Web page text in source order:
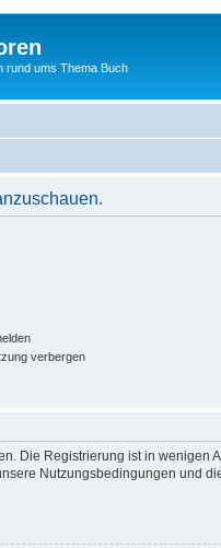
rund ums Thema Buch
verbergen
Die Registrierung ist in
Nutzungsbedingungen und